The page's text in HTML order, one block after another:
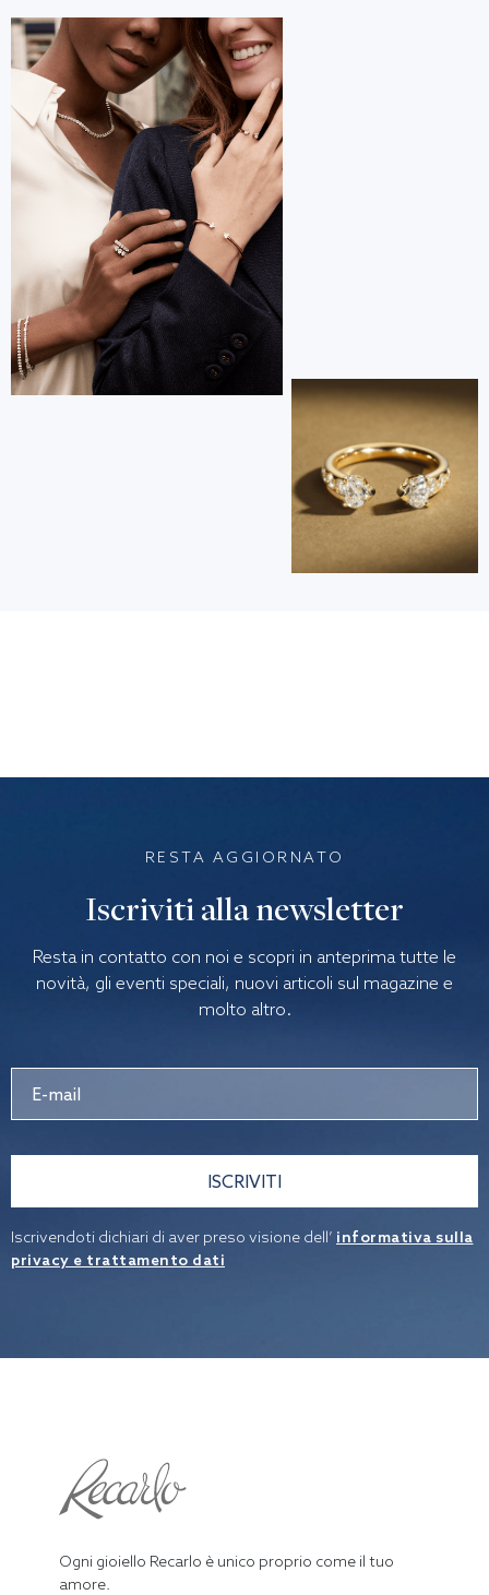
RESTA AGGIORNATO
Iscriviti alla newsletter
Resta in contatto con noi e scopri in anteprima tutte le
novità, gli eventi speciali, nuovi articoli sul magazine e
molto altro.
ISCRIVITI
Iscrivendoti dichiari di aver preso visione dell’ informativa sulla
privacy e trattamento dati
Ogni gioiello Recarlo è unico proprio come il tuo
amore.